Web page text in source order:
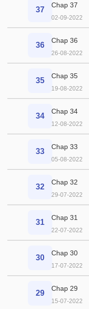
37
Chap 37
02-09-2022
36
Chap 36
26-08-2022
35
Chap 35
19-08-2022
34
Chap 34
12-08-2022
33
Chap 33
05-08-2022
32
Chap 32
29-07-2022
31
Chap 31
22-07-2022
30
Chap 30
17-07-2022
29
Chap 29
15-07-2022